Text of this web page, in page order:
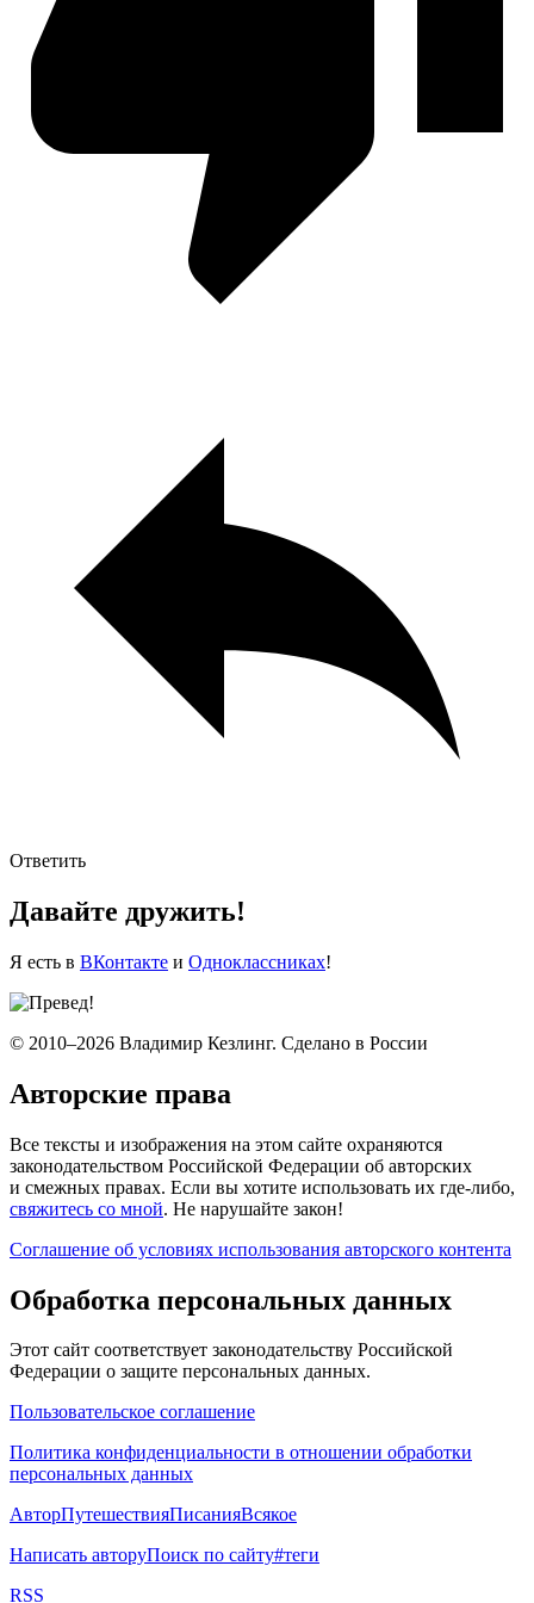
Ответить
Давайте дружить!
Я есть в ВКонтакте и Одноклассниках!
© 2010–2026 Владимир Кезлинг. Сделано в России
Авторские права
Все тексты и изображения на этом сайте охраняются
законодательством Российской Федерации об авторских
и смежных правах. Если вы хотите использовать их где-либо,
свяжитесь со мной. Не нарушайте закон!
Соглашение об условиях использования авторского контента
Обработка персональных данных
Этот сайт соответствует законодательству Российской
Федерации о защите персональных данных.
Пользовательское соглашение
Политика конфиденциальности в отношении обработки
персональных данных
АвторПутешествияПисанияВсякое
Написать авторуПоиск по сайту#теги
RSS